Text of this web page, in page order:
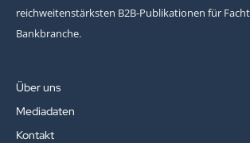
reichweitenstärksten B2B-Publikationen für
Bankbranche.
Über uns
Mediadaten
Kontakt